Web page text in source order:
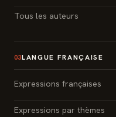
Tous les auteurs
03LANGUE FRANÇAISE
Expressions françaises
Expressions par thèmes